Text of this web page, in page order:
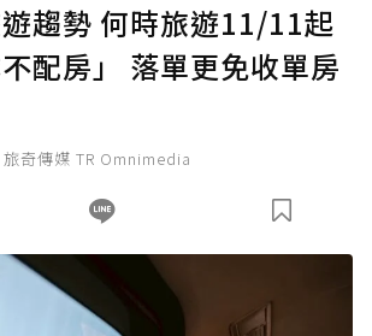
確認送出
利點數：0點；前往 購買點數
趨勢 何時旅遊11/11起
配房」 落單更免收單房
旅奇傳媒 TR Omnimedia